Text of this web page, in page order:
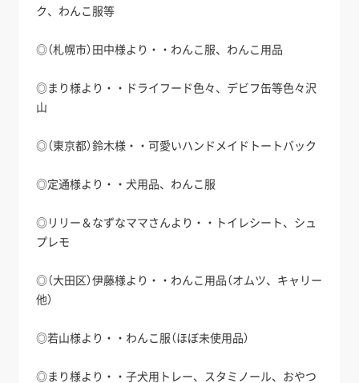
ク、わんこ服等
◎（札幌市）田中様より・・わんこ服、わんこ用品
◎まり様より・・ドライフード色々、デビフ缶等色々沢
山
◎（東京都）鈴木様・・可愛いハンドメイドトートバック
◎定通様より・・犬用品、わんこ服
◎リリー＆なずなママさんより・・トイレシート、シュ
プレモ
◎（大田区）伊藤様より・・わんこ用品（オムツ、キャリー
他）
◎若山様より・・わんこ服（ほぼ未使用品）
◎まり様より・・子犬用トレー、スタミノール、おやつ